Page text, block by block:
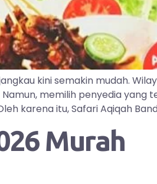
kini semakin mudah.
memilih penyedia
karena itu, Safari Aqiqah
Murah